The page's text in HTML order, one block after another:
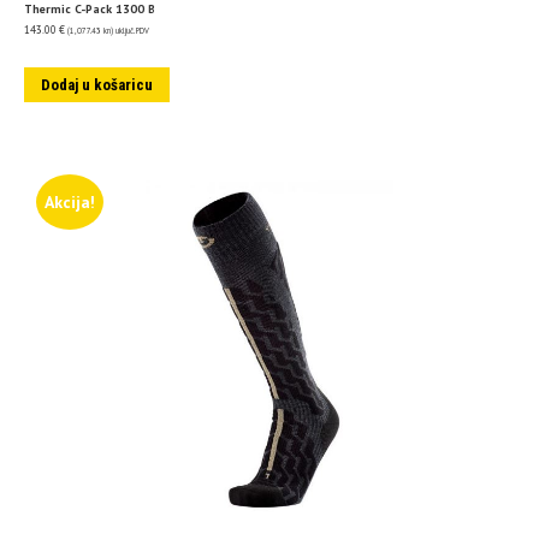
Thermic C-Pack 1300 B
143.00 € (1,077.43 kn) uključ. PDV
Dodaj u košaricu
Akcija!